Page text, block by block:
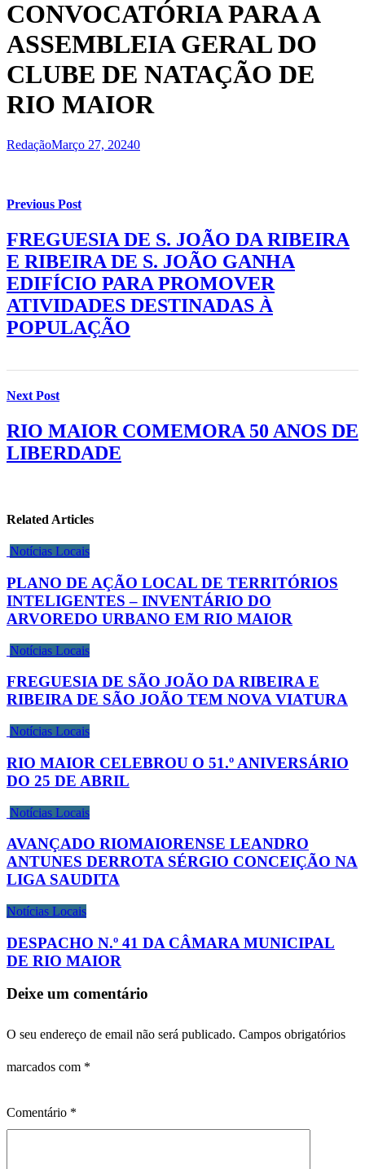
CONVOCATÓRIA PARA A
ASSEMBLEIA GERAL DO
CLUBE DE NATAÇÃO DE
RIO MAIOR
RedaçãoMarço 27, 20240
Previous Post
FREGUESIA DE S. JOÃO DA RIBEIRA
E RIBEIRA DE S. JOÃO GANHA
EDIFÍCIO PARA PROMOVER
ATIVIDADES DESTINADAS À
POPULAÇÃO
Next Post
RIO MAIOR COMEMORA 50 ANOS DE
LIBERDADE
Related Articles
Notícias Locais
PLANO DE AÇÃO LOCAL DE TERRITÓRIOS
INTELIGENTES – INVENTÁRIO DO
ARVOREDO URBANO EM RIO MAIOR
Notícias Locais
FREGUESIA DE SÃO JOÃO DA RIBEIRA E
RIBEIRA DE SÃO JOÃO TEM NOVA VIATURA
Notícias Locais
RIO MAIOR CELEBROU O 51.º ANIVERSÁRIO
DO 25 DE ABRIL
Notícias Locais
AVANÇADO RIOMAIORENSE LEANDRO
ANTUNES DERROTA SÉRGIO CONCEIÇÃO NA
LIGA SAUDITA
Notícias Locais
DESPACHO N.º 41 DA CÂMARA MUNICIPAL
DE RIO MAIOR
Deixe um comentário
O seu endereço de email não será publicado. Campos obrigatórios
marcados com *
Comentário *